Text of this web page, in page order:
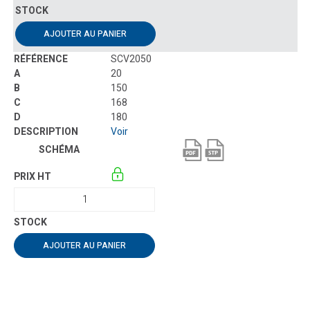
AJOUTER AU PANIER
SCV2050
20
150
168
180
Voir
AJOUTER AU PANIER